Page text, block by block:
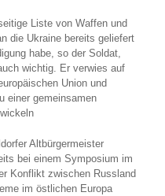
Liste von Waffen und
die Ukraine bereits geliefert
habe, so der Soldat,
wichtig. Er verwies auf
Union und
einer gemeinsamen
Altbürgermeister
bei einem Symposium im
Konflikt zwischen Russland
im östlichen Europa